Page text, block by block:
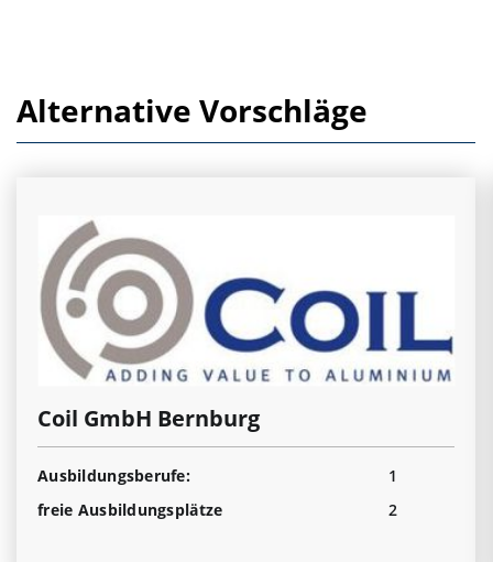
Alternative Vorschläge
Coil GmbH Bernburg
Ausbildungsberufe:
1
freie Ausbildungsplätze
2